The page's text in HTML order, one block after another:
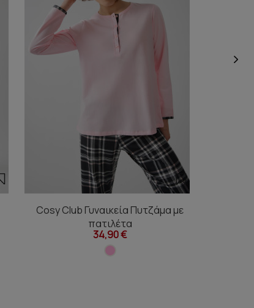
Cosy Club Γυναικεία Πυτζάμα με
πατιλέτα
34,90 €